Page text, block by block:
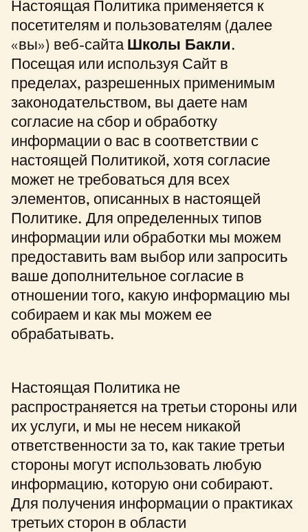
Настоящая Политика применяется к
посетителям и пользователям (далее
«вы») веб-сайта Школы Бакли.
Посещая или используя Сайт в
пределах, разрешенных применимым
законодательством, вы даете нам
согласие на сбор и обработку
информации о вас в соответствии с
настоящей Политикой, хотя согласие
может не требоваться для всех
элементов, описанных в настоящей
Политике. Для определенных типов
информации или обработки мы можем
предоставить вам выбор или запросить
ваше дополнительное согласие в
отношении того, какую информацию мы
собираем и как мы можем ее
обрабатывать.
Настоящая Политика не
распространяется на третьи стороны или
их услуги, и мы не несем никакой
ответственности за то, как такие третьи
стороны могут использовать любую
информацию, которую они собирают.
Для получения информации о практиках
третьих сторон в области